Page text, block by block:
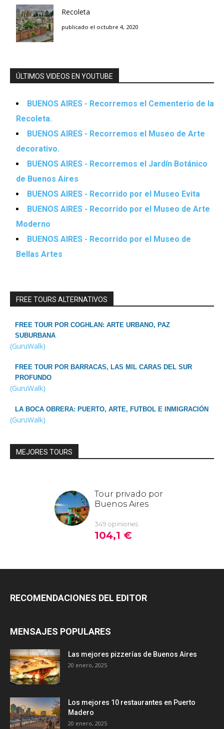
Recoleta
publicado el octubre 4, 2020
ÚLTIMOS VIDEOS EN YOUTUBE
BUENOS AIRES - Recorremos el Cementerio de la
Recoleta.
BUENOS AIRES - Recorremos el Museo de Arte
decorativo.
BUENOS AIRES - Recorremos el Jardín Botánico
de Buenos Aires
BUENOS AIRES - Recorrido por el Museo Evita
BUENOS AIRES - Recorrido por el Museo de Arte
Moderno
BUENOS AIRES - Recorrido por el Museo de
Bellas Artes
FREE TOURS ALTERNATIVOS
FREE TOUR POR COGHLAN: ARTE URBANO, PAZ
SUBURBANA
(GuruWalk)
FREE TOUR POR BARRACAS, LAS MIL CARAS DEL SUR
PROFUNDO
(GuruWalk)
LA BOCA OBRERA: PUERTO, ARTE, FUTBOL E INMIGRACIÓN
(GuruWalk)
MEJORES TOURS
RECOMENDACIONES DEL EDITOR
MENSAJES POPULARES
Las mejores pizzerías de Buenos Aires
20 enero, 2025
Los mejores 10 restaurantes en Puerto
Madero
20 enero, 2025